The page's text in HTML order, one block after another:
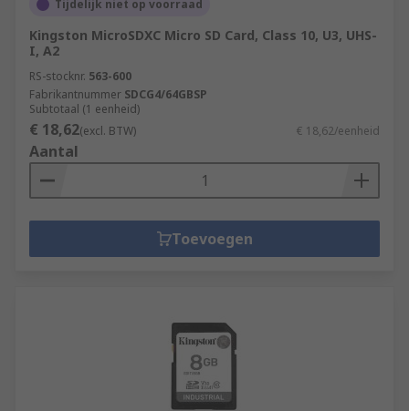
Tijdelijk niet op voorraad
Kingston MicroSDXC Micro SD Card, Class 10, U3, UHS-
I, A2
RS-stocknr. 563-600
Fabrikantnummer SDCG4/64GBSP
Subtotaal (1 eenheid)
€ 18,62(excl. BTW) € 18,62/eenheid
Aantal
Toevoegen